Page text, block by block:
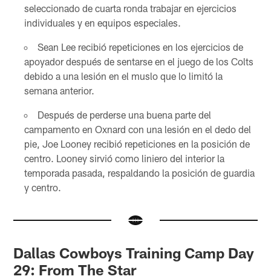
seleccionado de cuarta ronda trabajar en ejercicios
individuales y en equipos especiales.
Sean Lee recibió repeticiones en los ejercicios de
apoyador después de sentarse en el juego de los Colts
debido a una lesión en el muslo que lo limitó la
semana anterior.
Después de perderse una buena parte del
campamento en Oxnard con una lesión en el dedo del
pie, Joe Looney recibió repeticiones en la posición de
centro. Looney sirvió como liniero del interior la
temporada pasada, respaldando la posición de guardia
y centro.
Dallas Cowboys Training Camp Day
29: From The Star